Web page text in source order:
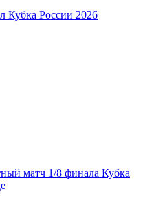
Кубка России 2026
матч 1/8 финала Кубка